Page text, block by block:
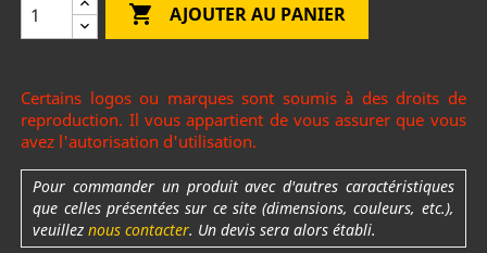
 AJOUTER AU PANIER
Certains logos ou marques sont soumis à des droits de
reproduction. Il vous appartient de vous assurer que vous
avez l'autorisation d'utilisation.
Pour commander un produit avec d'autres caractéristiques
que celles présentées sur ce site (dimensions, couleurs, etc.),
veuilleznous contacter. Un devis sera alors établi.